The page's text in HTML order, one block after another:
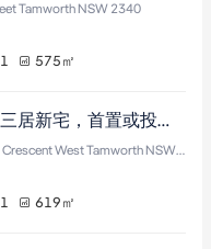
Tamworth NSW 2340
1 575 ㎡
现代低维护三居新宅，首置或投资优选，带租约至2026年10月
31 Flemming Crescent West Tamworth NSW 2340
1 619 ㎡